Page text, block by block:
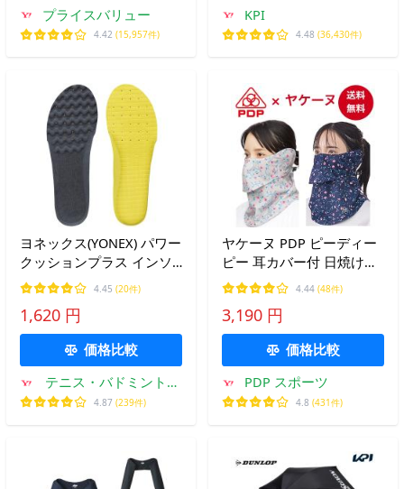
プライスバリュー
4.42 (15,957件)
KPI
4.48 (36,430件)
ヨネックス(YONEX) パワー
クッションプラス インソ
ール AC195 テニス バドミ
ントン【国内正規品】 [M
便 1/2]
4.45 (20件)
1,620 円
価格比較
テニス・バドミントン
専門店TIPSPORTS
4.87 (239件)
ヤケーヌ PDP ピーディー
ピー 耳カバー付 日焼け防
止マスク UVカットマスク
フェイスカバー フェイス
マスク マスク PTA-M10 爆
買
4.44 (48件)
3,190 円
価格比較
PDP スポーツ
4.8 (431件)